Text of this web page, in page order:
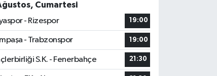
Cumartesi
- Rizespor
19:00
- Trabzonspor 19:00
S.K. - Fenerbahçe 21:30